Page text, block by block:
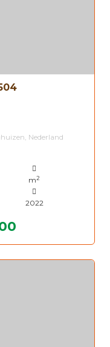
Nederland
m2
2022